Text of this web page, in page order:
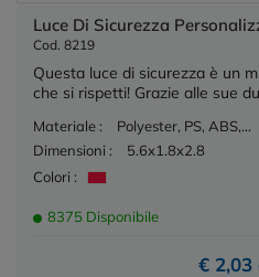
Luce Di Sicurezza
Cod. 8219
Questa luce di sicurezza è un
che si rispetti! Grazie alle sue
Materiale :
Polyester, PS, ABS,...
Dimensioni :
5.6x1.8x2.8
Colori :
8375 Disponibile
€ 2,03